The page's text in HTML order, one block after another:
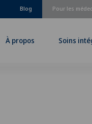
Pour les
Blog
À propos Soins